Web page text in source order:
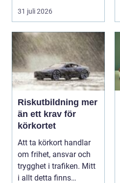
är res...
31 juli 2026
Riskutbildning mer
än ett krav för
körkortet
Att ta körkort handlar
om frihet, ansvar och
trygghet i trafiken. Mitt
i allt detta finns